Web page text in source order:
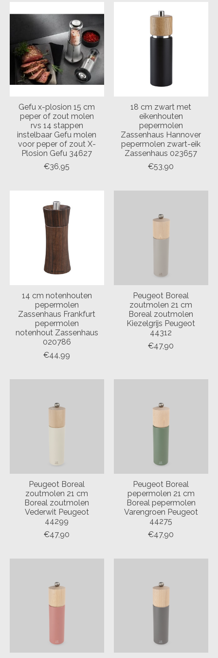
Gefu x-plosion 15 cm
peper of zout molen
rvs 14 stappen
instelbaar Gefu molen
voor peper of zout X-
Plosion Gefu 34627
€36,95
18 cm zwart met
eikenhouten
pepermolen
Zassenhaus Hannover
pepermolen zwart-eik
Zassenhaus 023657
€53,90
14 cm notenhouten
pepermolen
Zassenhaus Frankfurt
pepermolen
notenhout Zassenhaus
020786
€44,99
Peugeot Boreal
zoutmolen 21 cm
Boreal zoutmolen
Kiezelgrijs Peugeot
44312
€47,90
Peugeot Boreal
zoutmolen 21 cm
Boreal zoutmolen
Vederwit Peugeot
44299
€47,90
Peugeot Boreal
pepermolen 21 cm
Boreal pepermolen
Varengroen Peugeot
44275
€47,90